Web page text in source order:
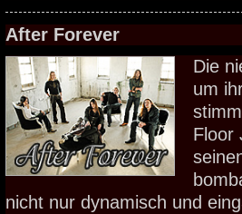
After Forever
Die
um
Floor
nicht nur dynamisch und